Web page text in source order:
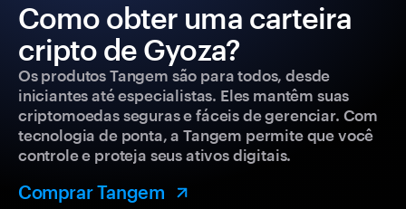
Como obter uma carteira
cripto de Gyoza?
Os produtos Tangem são para todos, desde
iniciantes até especialistas. Eles mantêm suas
criptomoedas seguras e fáceis de gerenciar. Com
tecnologia de ponta, a Tangem permite que você
controle e proteja seus ativos digitais.
Comprar Tangem